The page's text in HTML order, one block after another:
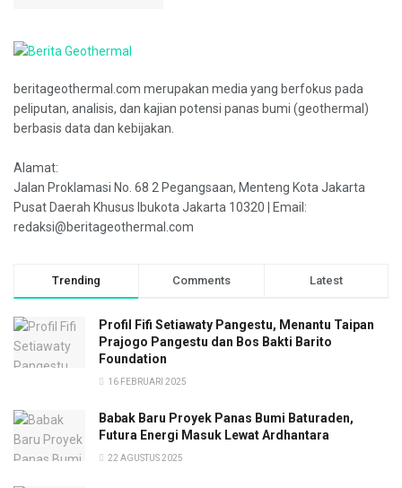
beritageothermal.com merupakan media yang berfokus pada
peliputan, analisis, dan kajian potensi panas bumi (geothermal)
berbasis data dan kebijakan.
Alamat:
Jalan Proklamasi No. 68 2 Pegangsaan, Menteng Kota Jakarta
Pusat Daerah Khusus Ibukota Jakarta 10320 | Email:
redaksi@beritageothermal.com
Trending Comments Latest
Profil Fifi Setiawaty Pangestu, Menantu Taipan
Prajogo Pangestu dan Bos Bakti Barito
Foundation
16 FEBRUARI 2025
Babak Baru Proyek Panas Bumi Baturaden,
Futura Energi Masuk Lewat Ardhantara
22 AGUSTUS 2025